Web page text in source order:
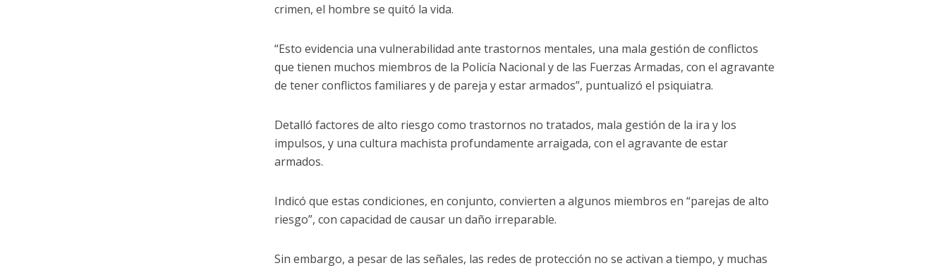
crimen, el hombre se quitó la vida.
“Esto evidencia una vulnerabilidad ante trastornos mentales, una mala gestión de conflictos
que tienen muchos miembros de la Policía Nacional y de las Fuerzas Armadas, con el agravante
de tener conflictos familiares y de pareja y estar armados”, puntualizó el psiquiatra.
Detalló factores de alto riesgo como trastornos no tratados, mala gestión de la ira y los
impulsos, y una cultura machista profundamente arraigada, con el agravante de estar
armados.
Indicó que estas condiciones, en conjunto, convierten a algunos miembros en “parejas de alto
riesgo”, con capacidad de causar un daño irreparable.
Sin embargo, a pesar de las señales, las redes de protección no se activan a tiempo, y muchas